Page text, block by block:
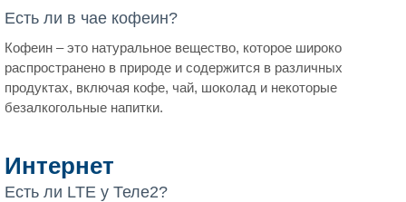
Есть ли в чае кофеин?
Кофеин – это натуральное вещество, которое широко
распространено в природе и содержится в различных
продуктах, включая кофе, чай, шоколад и некоторые
безалкогольные напитки.
Интернет
Есть ли LTE у Теле2?